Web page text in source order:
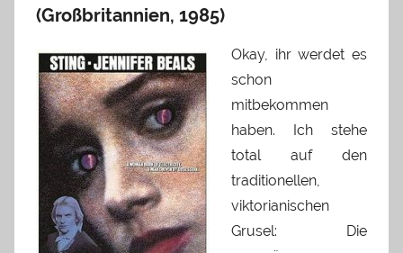
(Großbritannien, 1985)
Okay, ihr werdet es
schon
mitbekommen
haben. Ich stehe
total auf den
traditionellen,
viktorianischen
Grusel: Die